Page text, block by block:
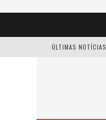
ÚLTIMAS NOTÍCIAS